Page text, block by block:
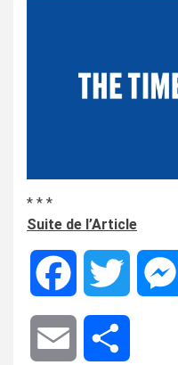
* * *
Suite de l’Article
Facebook Twitter
Email